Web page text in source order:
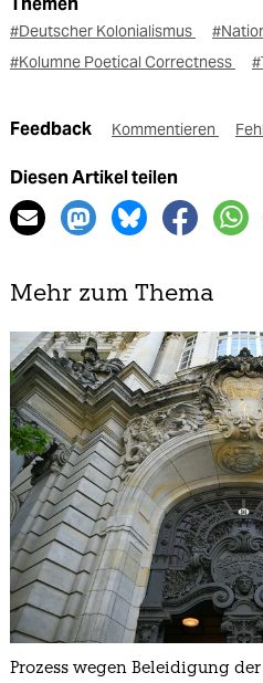
#Deutscher Kolonialismus
#Kolumne Poetical Correctness
Feedback Kommentieren
Diesen Artikel teilen
Mehr zum Thema
Prozess wegen Beleidigung